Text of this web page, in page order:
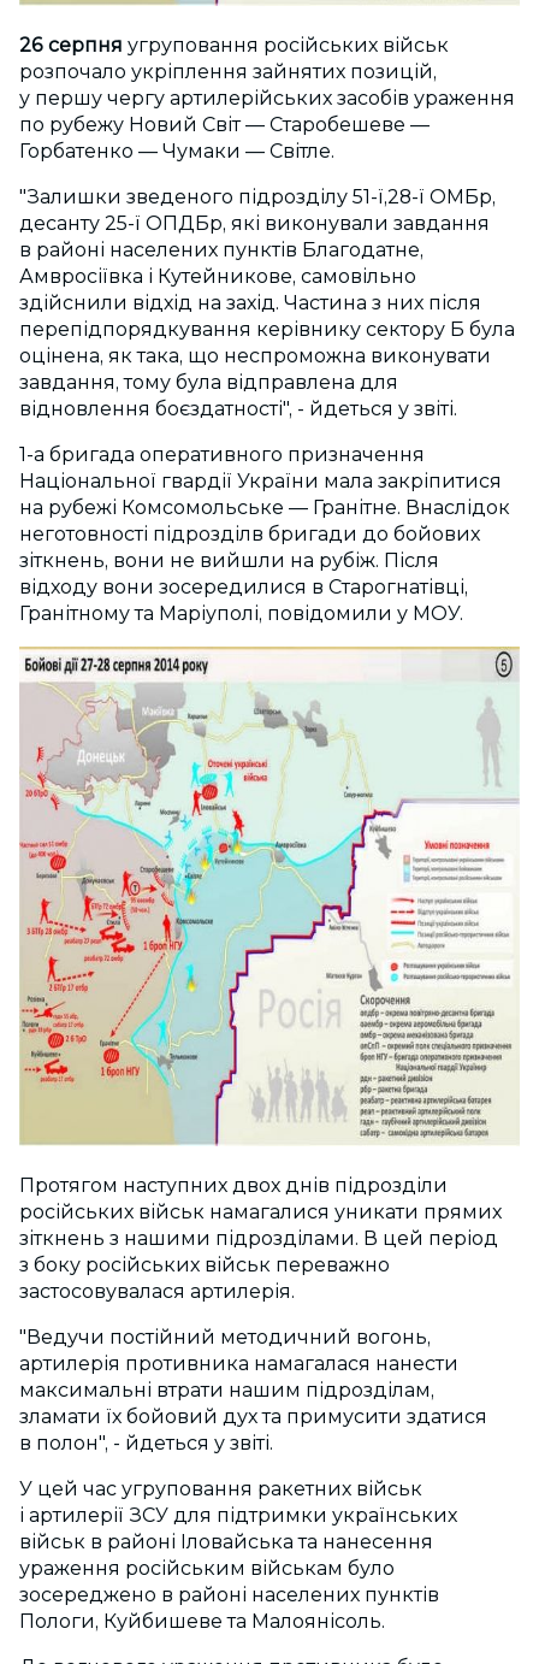
26 серпня угруповання російських військ
розпочало укріплення зайнятих позицій,
у першу чергу артилерійських засобів ураження
по рубежу Новий Світ — Старобешеве —
Горбатенко — Чумаки — Світле.
"Залишки зведеного підрозділу 51-ї,28-ї ОМБр,
десанту 25-ї ОПДБр, які виконували завдання
в районі населених пунктів Благодатне,
Амвросіївка і Кутейникове, самовільно
здійснили відхід на захід. Частина з них після
перепідпорядкування керівнику сектору Б була
оцінена, як така, що неспроможна виконувати
завдання, тому була відправлена для
відновлення боєздатності", - йдеться у звіті.
1-а бригада оперативного призначення
Національної гвардії України мала закріпитися
на рубежі Комсомольське — Гранітне. Внаслідок
неготовності підрозділв бригади до бойових
зіткнень, вони не вийшли на рубіж. Після
відходу вони зосередилися в Старогнатівці,
Гранітному та Маріуполі, повідомили у МОУ.
Протягом наступних двох днів підрозділи
російських військ намагалися уникати прямих
зіткнень з нашими підрозділами. В цей період
з боку російських військ переважно
застосовувалася артилерія.
"Ведучи постійний методичний вогонь,
артилерія противника намагалася нанести
максимальні втрати нашим підрозділам,
зламати їх бойовий дух та примусити здатися
в полон", - йдеться у звіті.
У цей час угруповання ракетних військ
і артилерії ЗСУ для підтримки українських
військ в районі Іловайська та нанесення
ураження російським військам було
зосереджено в районі населених пунктів
Пологи, Куйбишеве та Малоянісоль.